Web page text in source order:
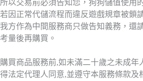
所以交易前必須告知您，狗狗儲值使用
若因正常代儲流程而違反遊戲規章被鎖
我方作為中間服務商只做告知義務，還
考量後再購買。
購買商品服務前,如未滿二十歲之未成年
得法定代理人同意,並遵守本服務條款及